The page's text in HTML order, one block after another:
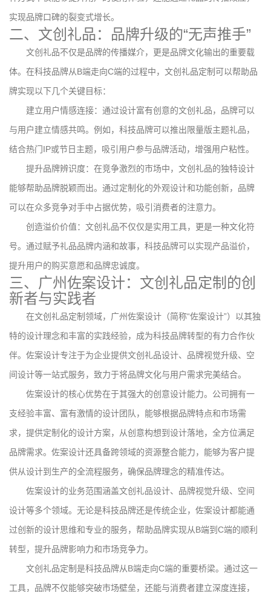
实现品牌口碑的裂变式增长。
二、文创礼品：品牌升级的“无声推手”
文创礼品不仅是品牌的传播媒介，更是品牌文化输出的重要载
体。在科技品牌从B端走向C端的过程中，文创礼品定制可以帮助品
牌实现以下几个关键目标：
建立用户情感连接：通过设计富有创意的文创礼品，品牌可以
与用户建立情感共鸣。例如，科技品牌可以推出限量版主题礼品，
结合热门IP或节日主题，吸引用户参与品牌活动，增强用户粘性。
提升品牌辨识度：在竞争激烈的市场中，文创礼品的独特设计
能够帮助品牌脱颖而出。通过定制化的外观设计和功能创新，品牌
可以在众多竞争对手中占据优势，吸引消费者的注意力。
创造溢价价值：文创礼品不仅仅是实用工具，更是一种文化符
号。通过赋予礼品品牌内涵和故事，科技品牌可以实现产品溢价，
提升用户的购买意愿和品牌忠诚度。
三、广州佐案设计：文创礼品定制的创
新者与实践者
在文创礼品定制领域，广州佐案设计（简称“佐案设计”）以其独
特的设计理念和丰富的实践经验，成为科技品牌转型的有力合作伙
伴。佐案设计专注于为企业提供文创礼品设计、品牌视觉升级、空
间设计等一站式服务，致力于将品牌文化与用户需求完美结合。
佐案设计的核心优势在于其强大的创意设计能力。公司拥有一
支经验丰富、富有激情的设计团队，能够根据品牌特点和市场需
求，提供定制化的设计方案，从创意构想到设计落地，全方位满足
品牌需求。佐案设计还具备跨领域的资源整合能力，能够为客户提
供从设计到生产的全流程服务，确保品牌理念的精准传达。
佐案设计的业务范围涵盖文创礼品设计、品牌视觉升级、空间
设计等多个领域。无论是科技品牌还是传统企业，佐案设计都能通
过创新的设计思维和专业的服务，帮助品牌实现从B端到C端的顺利
转型，提升品牌影响力和市场竞争力。
文创礼品定制是科技品牌从B端走向C端的重要桥梁。通过这一
工具，品牌不仅能够突破市场壁垒，还能与消费者建立深度连接，